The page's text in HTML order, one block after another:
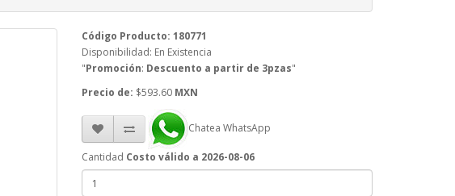
Código Producto: 180771
Disponibilidad: En Existencia
"Promoción: Descuento a partir de 3pzas"
Precio de: $593.60 MXN
Chatea WhatsApp
Cantidad Costo válido a 2026-08-06